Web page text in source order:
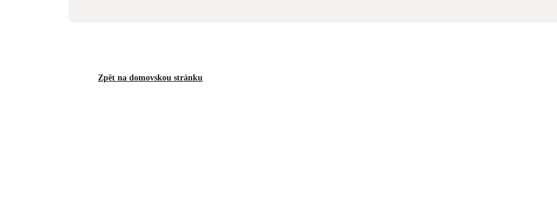
Zpět na domovskou stránku